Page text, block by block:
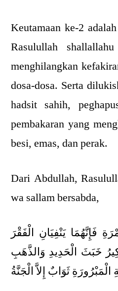
Keutamaan ke-2
Rasulullah
menghilangkan
dosa-dosa. Serta
hadsit sahih,
pembakaran yang
besi, emas, dan perak.
Dari Abdullah,
wa sallam bersabda,
فَإِنَّهُمَا يَنْفِيَانِ الْفَقْرَ
خَبَثَ الْحَدِيدِ وَالذَّهَبِ
ثَوَابٌ إِلاَّ الْجَنَّةُ